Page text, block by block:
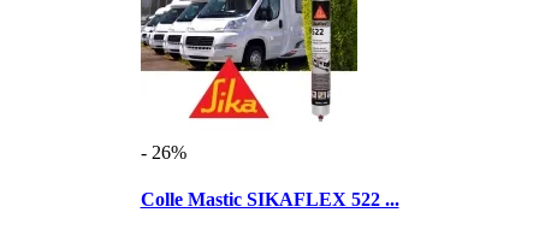
- 26%
Colle Mastic SIKAFLEX 522 ...